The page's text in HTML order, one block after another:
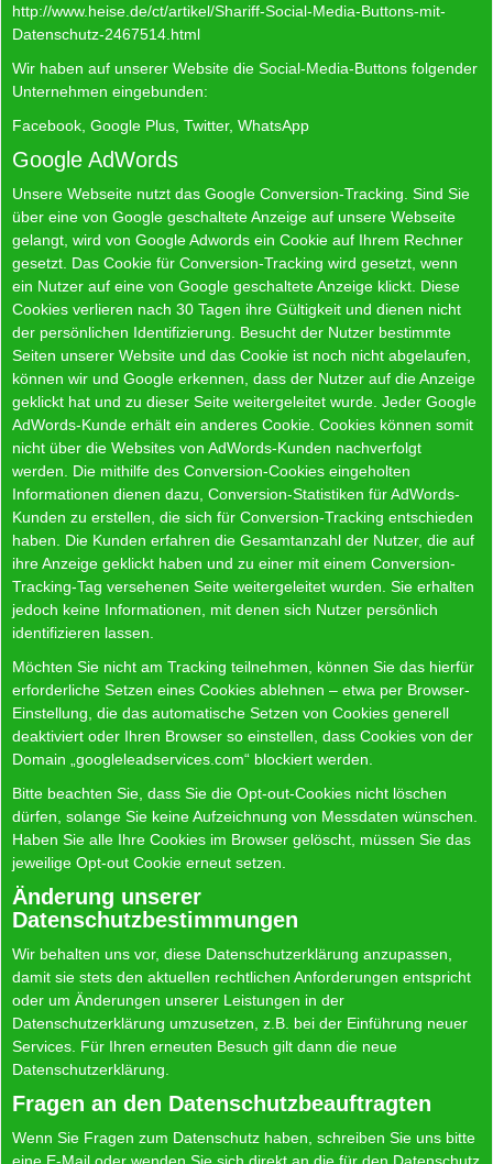
http://www.heise.de/ct/artikel/Shariff-Social-Media-Buttons-mit-
Datenschutz-2467514.html
Wir haben auf unserer Website die Social-Media-Buttons folgender
Unternehmen eingebunden:
Facebook, Google Plus, Twitter, WhatsApp
Google AdWords
Unsere Webseite nutzt das Google Conversion-Tracking. Sind Sie
über eine von Google geschaltete Anzeige auf unsere Webseite
gelangt, wird von Google Adwords ein Cookie auf Ihrem Rechner
gesetzt. Das Cookie für Conversion-Tracking wird gesetzt, wenn
ein Nutzer auf eine von Google geschaltete Anzeige klickt. Diese
Cookies verlieren nach 30 Tagen ihre Gültigkeit und dienen nicht
der persönlichen Identifizierung. Besucht der Nutzer bestimmte
Seiten unserer Website und das Cookie ist noch nicht abgelaufen,
können wir und Google erkennen, dass der Nutzer auf die Anzeige
geklickt hat und zu dieser Seite weitergeleitet wurde. Jeder Google
AdWords-Kunde erhält ein anderes Cookie. Cookies können somit
nicht über die Websites von AdWords-Kunden nachverfolgt
werden. Die mithilfe des Conversion-Cookies eingeholten
Informationen dienen dazu, Conversion-Statistiken für AdWords-
Kunden zu erstellen, die sich für Conversion-Tracking entschieden
haben. Die Kunden erfahren die Gesamtanzahl der Nutzer, die auf
ihre Anzeige geklickt haben und zu einer mit einem Conversion-
Tracking-Tag versehenen Seite weitergeleitet wurden. Sie erhalten
jedoch keine Informationen, mit denen sich Nutzer persönlich
identifizieren lassen.
Möchten Sie nicht am Tracking teilnehmen, können Sie das hierfür
erforderliche Setzen eines Cookies ablehnen – etwa per Browser-
Einstellung, die das automatische Setzen von Cookies generell
deaktiviert oder Ihren Browser so einstellen, dass Cookies von der
Domain „googleleadservices.com“ blockiert werden.
Bitte beachten Sie, dass Sie die Opt-out-Cookies nicht löschen
dürfen, solange Sie keine Aufzeichnung von Messdaten wünschen.
Haben Sie alle Ihre Cookies im Browser gelöscht, müssen Sie das
jeweilige Opt-out Cookie erneut setzen.
Änderung unserer
Datenschutzbestimmungen
Wir behalten uns vor, diese Datenschutzerklärung anzupassen,
damit sie stets den aktuellen rechtlichen Anforderungen entspricht
oder um Änderungen unserer Leistungen in der
Datenschutzerklärung umzusetzen, z.B. bei der Einführung neuer
Services. Für Ihren erneuten Besuch gilt dann die neue
Datenschutzerklärung.
Fragen an den Datenschutzbeauftragten
Wenn Sie Fragen zum Datenschutz haben, schreiben Sie uns bitte
eine E-Mail oder wenden Sie sich direkt an die für den Datenschutz